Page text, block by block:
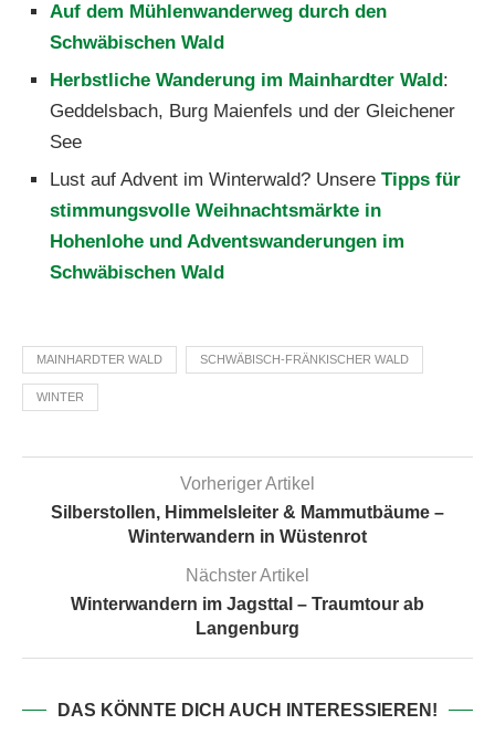
Auf dem Mühlenwanderweg durch den
Schwäbischen Wald
Herbstliche Wanderung im Mainhardter Wald:
Geddelsbach, Burg Maienfels und der Gleichener
See
Lust auf Advent im Winterwald? Unsere Tipps für
stimmungsvolle Weihnachtsmärkte in
Hohenlohe und Adventswanderungen im
Schwäbischen Wald
MAINHARDTER WALD SCHWÄBISCH-FRÄNKISCHER WALD
WINTER
Vorheriger Artikel
Silberstollen, Himmelsleiter & Mammutbäume –
Winterwandern in Wüstenrot
Nächster Artikel
Winterwandern im Jagsttal – Traumtour ab
Langenburg
DAS KÖNNTE DICH AUCH INTERESSIEREN!